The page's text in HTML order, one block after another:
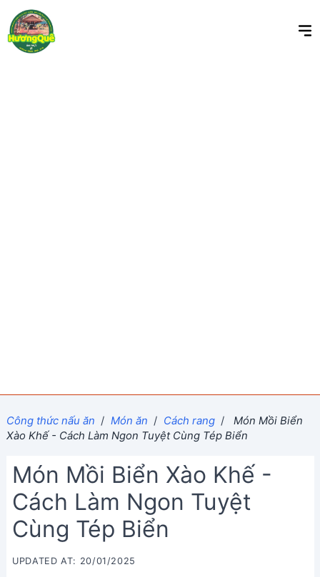
Công thức nấu ăn / Món ăn / Cách rang /
Món Mồi Biển
Xào Khế - Cách Làm Ngon Tuyệt Cùng Tép Biển
Món Mồi Biển Xào Khế -
Cách Làm Ngon Tuyệt
Cùng Tép Biển
UPDATED AT: 20/01/2025